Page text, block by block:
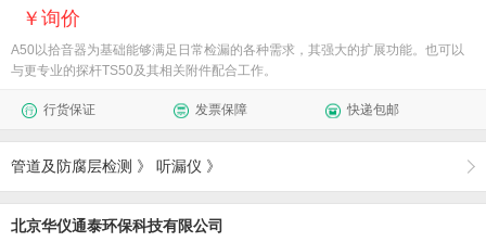
询价
A50以拾音器为基础能够满足日常检漏的各种需求，其强大的扩展功能。也可以
与更专业的探杆TS50及其相关附件配合工作。
行货保证 发票保障 快递包邮
管道及防腐层检测 》 听漏仪 》
北京华仪通泰环保科技有限公司